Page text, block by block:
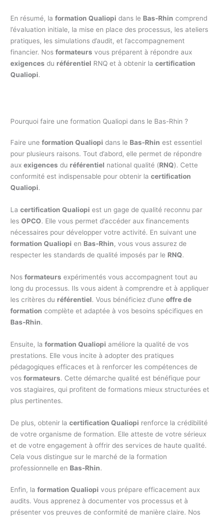
En résumé, laformation Qualiopi dans le Bas-Rhin comprend
l’évaluation initiale, la mise en place des processus, les ateliers
pratiques, les simulations d’audit, et l’accompagnement
financier. Nosformateurs vous préparent à répondre aux
exigences du référentiel RNQ et à obtenir lacertification
Qualiopi.
Pourquoi faire une formation Qualiopi dans le Bas-Rhin ?
Faire uneformation Qualiopi dans le Bas-Rhin est essentiel
pour plusieurs raisons. Tout d’abord, elle permet de répondre
auxexigences du référentiel national qualité (RNQ). Cette
conformité est indispensable pour obtenir lacertification
Qualiopi.
Lacertification Qualiopi est un gage de qualité reconnu par
lesOPCO. Elle vous permet d’accéder aux financements
nécessaires pour développer votre activité. En suivant une
formation Qualiopi en Bas-Rhin, vous vous assurez de
respecter les standards de qualité imposés par le RNQ.
Nosformateurs expérimentés vous accompagnent tout au
long du processus. Ils vous aident à comprendre et à appliquer
les critères du référentiel. Vous bénéficiez d’uneoffre de
formation complète et adaptée à vos besoins spécifiques en
Bas-Rhin.
Ensuite, laformation Qualiopi améliore la qualité de vos
prestations. Elle vous incite à adopter des pratiques
pédagogiques efficaces et à renforcer les compétences de
vosformateurs. Cette démarche qualité est bénéfique pour
vos stagiaires, qui profitent de formations mieux structurées et
plus pertinentes.
De plus, obtenir lacertification Qualiopi renforce la crédibilité
de votre organisme de formation. Elle atteste de votre sérieux
et de votre engagement à offrir des services de haute qualité.
Cela vous distingue sur le marché de la formation
professionnelle en Bas-Rhin.
Enfin, laformation Qualiopi vous prépare efficacement aux
audits. Vous apprenez à documenter vos processus et à
présenter vos preuves de conformité de manière claire. Nos